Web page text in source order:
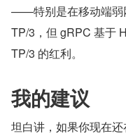
——特别是在移动端弱
TP/3，但 gRPC 基于
TP/3 的红利。
我的建议
坦白讲，如果你现在